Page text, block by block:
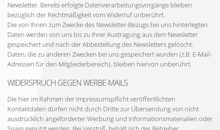
Newsletter. Bereits erfolgte Datenverarbeitungsvorgänge bleiben
bezüglich der Rechtmäßigkeit vom Widerruf unberührt.
Die von Ihnen zum Zwecke des Newsletter-Bezugs bei uns hinterlegten
Daten werden von uns bis zu Ihrer Austragung aus dem Newsletter
gespeichert und nach der Abbestellung des Newsletters gelöscht.
Daten, die zu anderen Zwecken bei uns gespeichert wurden (z.B. E-Mail-
Adressen für den Mitgliederbereich), bleiben hiervon unberührt.
WIDERSPRUCH GEGEN WERBE-MAILS
Die hier im Rahmen der Impressumspflicht veröffentlichten
Kontaktdaten dürfen nicht durch Dritte zur Übersendung von nicht
ausdrücklich angeforderter Werbung und Informationsmaterialien oder